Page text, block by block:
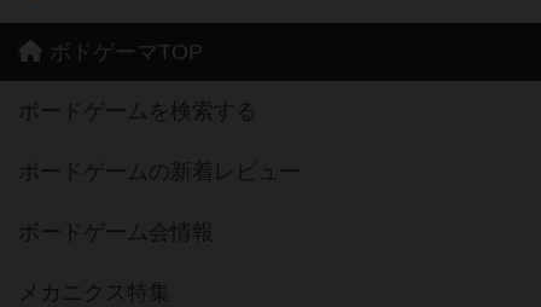
ボドゲーマTOP
ボードゲームを検索する
ボードゲームの新着レビュー
ボードゲーム会情報
メカニクス特集